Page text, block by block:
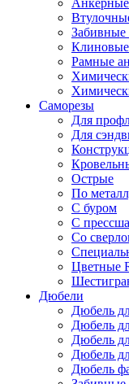
Забивные
Клиновые
Рамные
Саморезы
Для
Для
Острые
По
С буром
С
Со
Цветные
Дюбели
Дюбель
Дюбель
Дюбель
Дюбель
Дюбель